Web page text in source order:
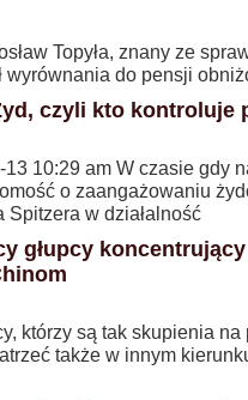
Topyła, znany ze
wyrównania do pensji
czyli kto kontroluje
13 10:29 am W czasie gdy
o zaangażowaniu
Spitzera w działalność
głupcy
którzy są tak skupienia
także w innym